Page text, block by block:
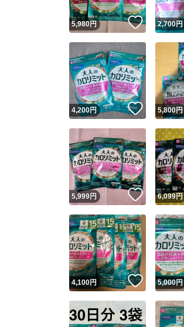
5,980円 いいね！
2,700円
4,200円 いいね！
5,800円
5,999円 いいね！
6,099円
4,100円 いいね！
5,000円